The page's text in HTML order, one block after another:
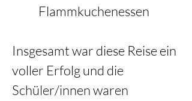
Flammkuchenessen
Insgesamt war diese Reise ein
voller Erfolg und die
Schüler/innen waren